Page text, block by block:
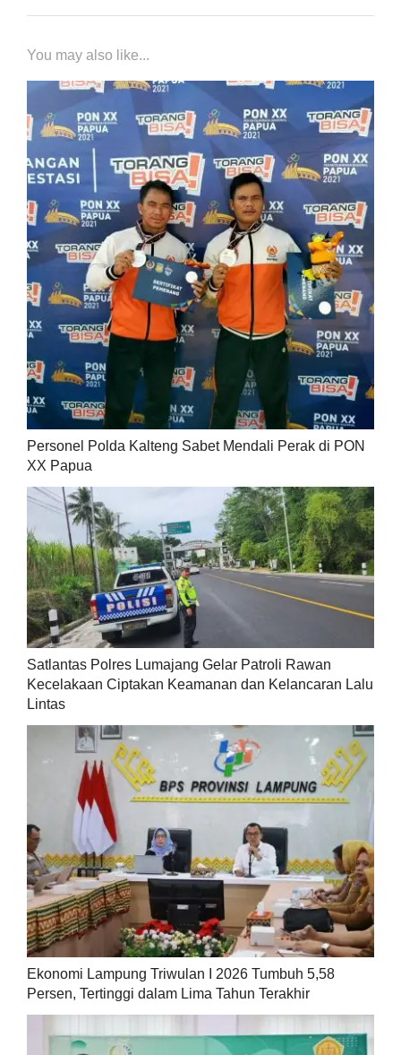
You may also like...
Personel Polda Kalteng Sabet Mendali Perak di PON
XX Papua
Satlantas Polres Lumajang Gelar Patroli Rawan
Kecelakaan Ciptakan Keamanan dan Kelancaran Lalu
Lintas
Ekonomi Lampung Triwulan I 2026 Tumbuh 5,58
Persen, Tertinggi dalam Lima Tahun Terakhir